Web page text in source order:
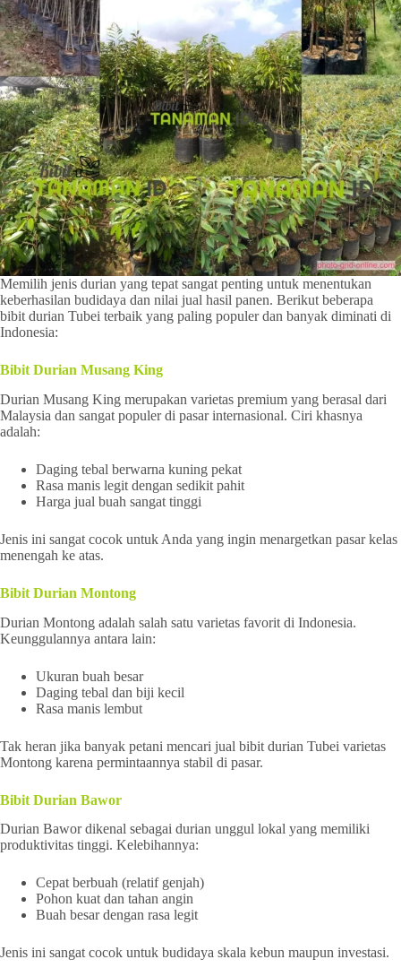
Memilih jenis durian yang tepat sangat penting untuk menentukan
keberhasilan budidaya dan nilai jual hasil panen. Berikut beberapa
bibit durian Tubei terbaik yang paling populer dan banyak diminati di
Indonesia:
Bibit Durian Musang King
Durian Musang King merupakan varietas premium yang berasal dari
Malaysia dan sangat populer di pasar internasional. Ciri khasnya
adalah:
Daging tebal berwarna kuning pekat
Rasa manis legit dengan sedikit pahit
Harga jual buah sangat tinggi
Jenis ini sangat cocok untuk Anda yang ingin menargetkan pasar kelas
menengah ke atas.
Bibit Durian Montong
Durian Montong adalah salah satu varietas favorit di Indonesia.
Keunggulannya antara lain:
Ukuran buah besar
Daging tebal dan biji kecil
Rasa manis lembut
Tak heran jika banyak petani mencari jual bibit durian Tubei varietas
Montong karena permintaannya stabil di pasar.
Bibit Durian Bawor
Durian Bawor dikenal sebagai durian unggul lokal yang memiliki
produktivitas tinggi. Kelebihannya:
Cepat berbuah (relatif genjah)
Pohon kuat dan tahan angin
Buah besar dengan rasa legit
Jenis ini sangat cocok untuk budidaya skala kebun maupun investasi.